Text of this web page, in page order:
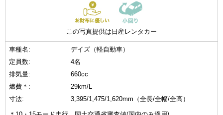
この写真提供は日産レンタカー
車種名:
デイズ（軽自動車）
定員数:
4名
排気量:
660cc
燃費＊:
29km/L
寸法:
3,395/1,475/1,620mm（全長/全幅/全高）